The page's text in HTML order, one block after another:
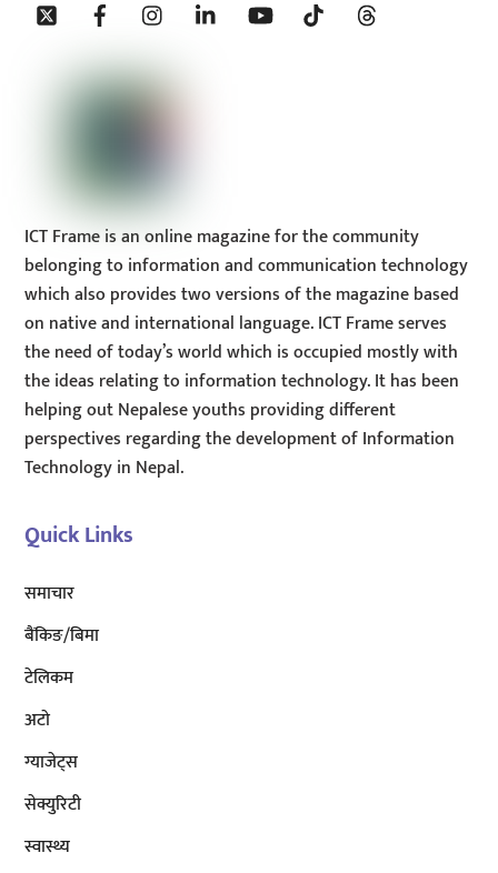
To
ICT Frame is an online magazine for the community
belonging to information and communication technology
which also provides two versions of the magazine based
on native and international language. ICT Frame serves
the need of today’s world which is occupied mostly with
the ideas relating to information technology. It has been
helping out Nepalese youths providing different
perspectives regarding the development of Information
Technology in Nepal.
Quick Links
समाचार
बैंकिङ/बिमा
टेलिकम
अटाे
ग्याजेट्स
सेक्युरिटी
स्वास्थ्य